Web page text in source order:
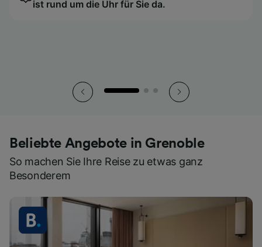
ist rund um die Uhr für Sie da.
So haben Sie all Ihre Tickets stets griffbereit.
ist rund um die Uhr für Sie da.
So haben Sie all Ihre Tickets stets griffbereit.
ist rund um die Uhr für Sie da.
So haben Sie all Ihre Tickets stets griffbereit.
Beliebte Angebote in Grenoble
So machen Sie Ihre Reise zu etwas ganz
Besonderem